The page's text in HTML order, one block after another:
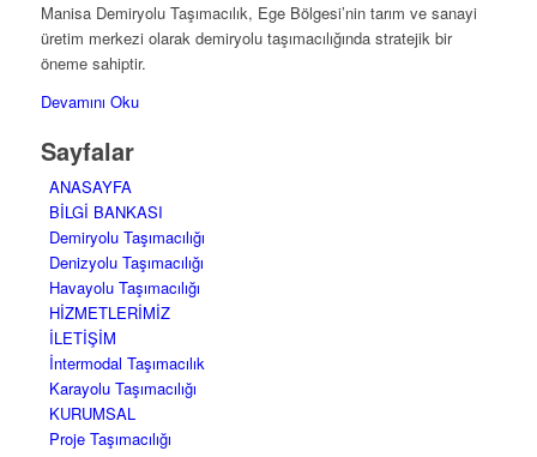
Manisa Demiryolu Taşımacılık, Ege Bölgesi’nin tarım ve sanayi
üretim merkezi olarak demiryolu taşımacılığında stratejik bir
öneme sahiptir.
Devamını Oku
Sayfalar
ANASAYFA
BİLGİ BANKASI
Demiryolu Taşımacılığı
Denizyolu Taşımacılığı
Havayolu Taşımacılığı
HİZMETLERİMİZ
İLETİŞİM
İntermodal Taşımacılık
Karayolu Taşımacılığı
KURUMSAL
Proje Taşımacılığı